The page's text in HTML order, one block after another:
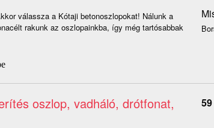
válassza a Kótaji betonoszlopokat! Nálunk a
rakunk az oszlopainkba, így még tartósabbak
oszlop, vadháló, drótfonat,